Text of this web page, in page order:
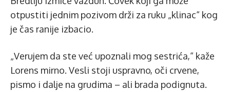
otpustiti jednim pozivom drži za ruku „klinac“ kog
je čas ranije izbacio.
„Verujem da ste već upoznali mog sestrića,“ kaže
Lorens mirno. Vesli stoji uspravno, oči crvene,
pismo i dalje na grudima – ali brada podignuta.